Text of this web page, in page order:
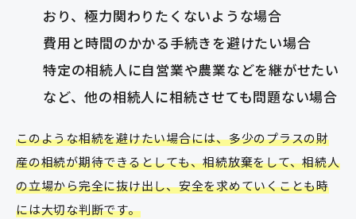
おり、極力関わりたくないような場合
費用と時間のかかる手続きを避けたい場合
特定の相続人に自営業や農業などを継がせたい
など、他の相続人に相続させても問題ない場合
このような相続を避けたい場合には、多少のプラスの財
産の相続が期待できるとしても、相続放棄をして、相続人
の立場から完全に抜け出し、安全を求めていくことも時
には大切な判断です。